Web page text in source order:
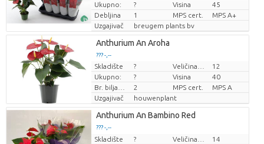
Ukupno:
? Visina
45
Debljina
1 MPS cert.
MPS A+
Uzgajivač
breugem plants bv
Anthurium An Aroha
??? -,--
Cijena po komadu
Skladište ?
12
Ukupno:
? Visina
40
2 MPS cert.
MPS A
Uzgajivač
houwenplant
Anthurium An Bambino Red
??? -,--
Cijena po komadu
Skladište ?
14